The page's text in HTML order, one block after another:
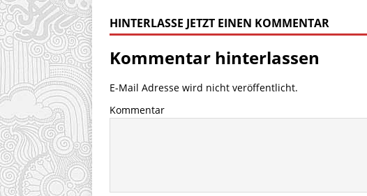
HINTERLASSE JETZT EINEN KOMMENTAR
Kommentar hinterlassen
E-Mail Adresse wird nicht veröffentlicht.
Kommentar